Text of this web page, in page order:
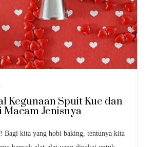
Kegunaan Spuit Kue dan
Macam Jenisnya
Bagi kita yang hobi baking, tentunya kita